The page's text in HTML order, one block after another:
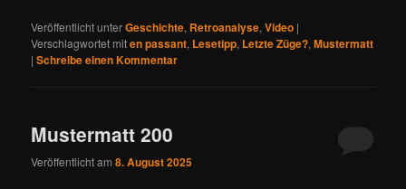
Veröffentlicht unterGeschichte, Retroanalyse,Video |
Verschlagwortet miten passant, Lesetipp, Letzte Züge?,Mustermatt
|Schreibe einen Kommentar
Mustermatt 200
Veröffentlicht am8. August 2025